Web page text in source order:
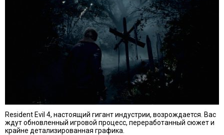
Resident Evil 4, настоящий гигант индустрии, возрождается. Вас
ждут обновленный игровой процесс, переработанный сюжет и
крайне детализированная графика.